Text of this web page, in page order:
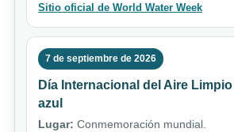
Sitio oficial de World Water Week
7 de septiembre de 2026
Día Internacional del Aire
azul
Lugar: Conmemoración mundial.